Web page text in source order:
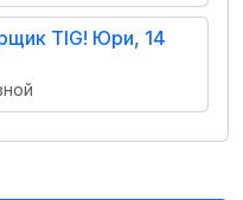
TIG! Юри, 14